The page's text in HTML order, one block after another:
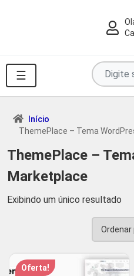
☰
Pesquise
por
produtos
...
Início
ThemePlace – Tema
ThemePlace –
Marketplace
Exibindo um único resultado
Oferta!